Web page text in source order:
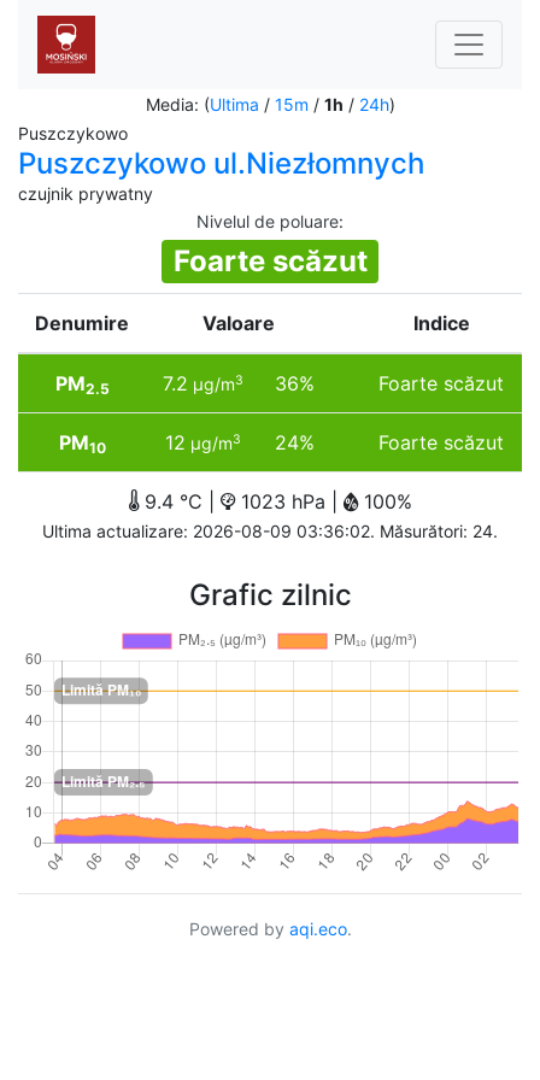
Media: (Ultima / 15m / 1h / 24h)
Puszczykowo
Puszczykowo ul.Niezłomnych
czujnik prywatny
Nivelul de poluare:
Foarte scăzut
Denumire Valoare Indice
PM2.5 7.2 µg/m3 36% Foarte scăzut
PM10 12 µg/m3 24% Foarte scăzut
9.4 °C | 1023 hPa | 100%
Ultima actualizare: 2026-08-09 03:36:02. Măsurători: 24.
Grafic zilnic
Powered by aqi.eco.